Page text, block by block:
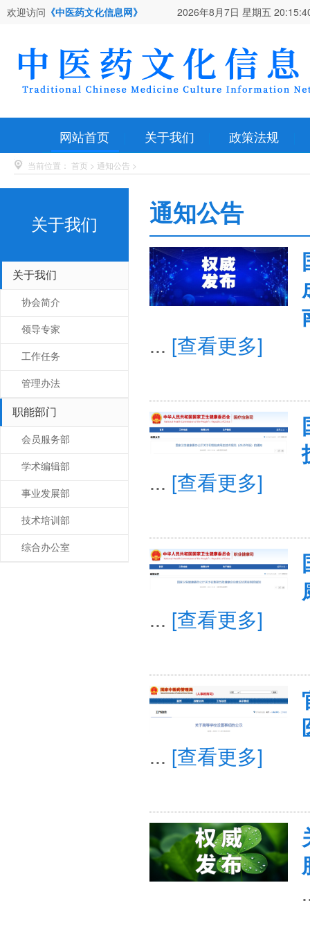
欢迎访问 《中医药文化信息网》 2026年8月7日 星期五
网站首页 关于我们 政策法规
当前位置： 首页 > 通知公告 >
关于我们
关于我们
协会简介
领导专家
工作任务
管理办法
职能部门
会员服务部
学术编辑部
事业发展部
技术培训部
综合办公室
通知公告
... [查看更多]
... [查看更多]
... [查看更多]
... [查看更多]